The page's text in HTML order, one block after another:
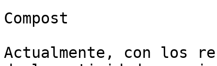
Compost
Actualmente, con los